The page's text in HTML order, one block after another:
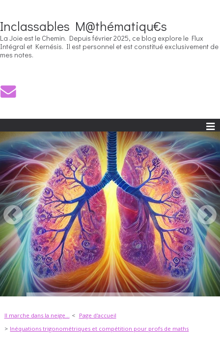
Inclassables M@thématiqu€s
La Joie est le Chemin. Depuis février 2025, ce blog explore le Flux
Intégral et Kernésis. Il est personnel et est constitué exclusivement de
mes notes.
Il marche dans la neige...
Page d'accueil
Inéquations trigonométriques et compétition pour profs de maths